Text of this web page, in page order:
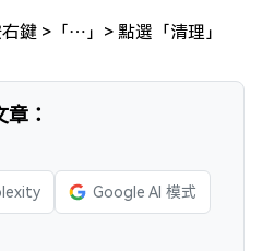
鍵 >「⋯」> 點選「清理」
：
Google AI 模式